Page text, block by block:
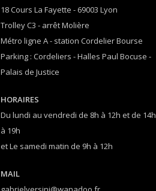
18 Cours La Fayette - 69003 Lyon
Trolley C3 - arrêt Molière
Métro ligne A - station Cordelier Bourse
Parking : Cordeliers - Halles Paul Bocuse -
Palais de Justice
HORAIRES
Du lundi au vendredi de 8h à 12h et de 14h
à 19h
et Le samedi matin de 9h à 12h
MAIL